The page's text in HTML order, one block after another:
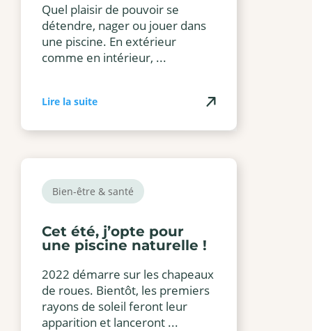
Quel plaisir de pouvoir se
détendre, nager ou jouer dans
une piscine. En extérieur
comme en intérieur, ...
Lire la suite
Bien-être & santé
Cet été, j’opte pour
une piscine naturelle !
2022 démarre sur les chapeaux
de roues. Bientôt, les premiers
rayons de soleil feront leur
apparition et lanceront ...